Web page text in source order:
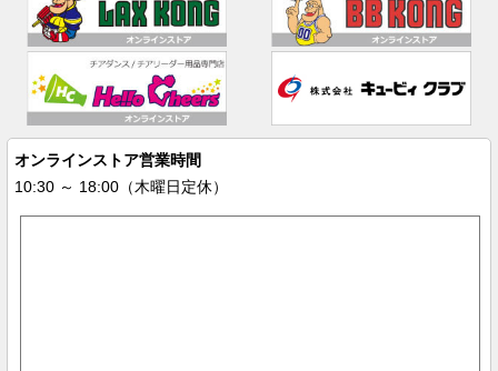
オンラインストア営業時間
10:30 ～ 18:00（木曜日定休）